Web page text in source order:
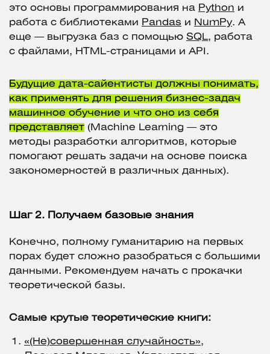
это основы программирования на Python и
работа с библиотеками Pandas и NumPy. А
еще — выгрузка баз с помощью SQL, работа
c файлами, HTML-страницами и API.
Будущие дата-сайентисты должны понимать,
как применять для решения бизнес-задач
машинное обучение и что оно из себя
представляет (Machine Learning — это
методы разработки алгоритмов, которые
помогают решать задачи на основе поиска
закономерностей в различных данных).
Шаг 2. Получаем базовые знания
Конечно, полному гуманитарию на первых
порах будет сложно разобраться с большими
данными. Рекомендуем начать с прокачки
теоретической базы.
Самые крутые теоретические книги:
«(Не)совершенная случайность»,